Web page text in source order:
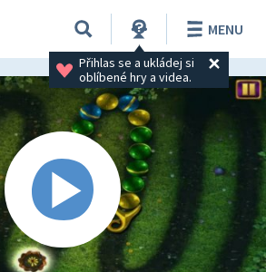
Přihlas se a ukládej si
oblíbené hry a videa.
MENU